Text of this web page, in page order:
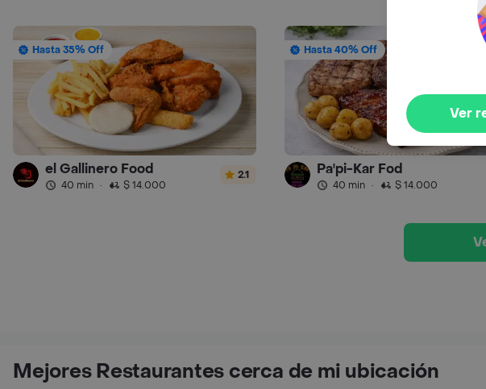
Hasta 35% Off
el Gallinero Food
40 min · $ 14.000
2.1
Hasta 40% Off
Pa'pi-Kar Fod
40 min · $ 14.000
Mejores Restaurantes cerca de mi ubicación
Ver